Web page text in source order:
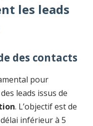
les leads
des contacts
pour
leads issus de
. L’objectif est de
inférieur à 5